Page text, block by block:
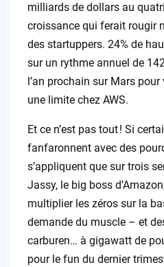
milliards de dollars au
croissance qui ferait rougir
des startuppers. 24% de
sur un rythme annuel de
l’an prochain sur Mars
une limite chez AWS.
Et ce n’est pas tout ! Si
fanfaronnent avec des
s’appliquent que sur trois
Jassy, le big boss
multiplier les zéros sur la
demande du muscle – et
carburen… à gigawatt de
pour le fun du dernier